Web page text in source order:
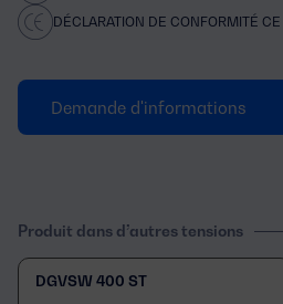
DÉCLARATION DE CONFORMITÉ CE
Demande d'informations
Produit dans d’autres tensions
DGVSW 400 ST